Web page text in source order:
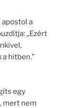
apostol a
„Ezért
hitben.”
egy
mert nem